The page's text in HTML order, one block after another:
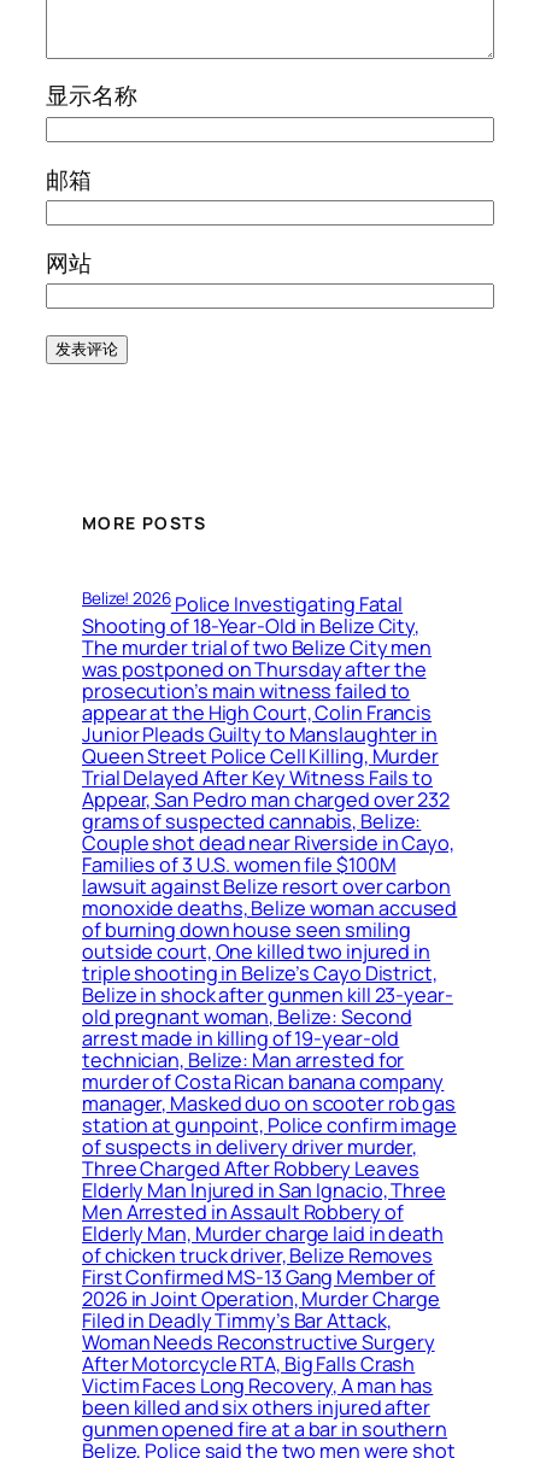
显示名称
邮箱
网站
MORE POSTS
Belize! 2026Police Investigating Fatal
Shooting of 18-Year-Old in Belize City,
The murder trial of two Belize City men
was postponed on Thursday after the
prosecution’s main witness failed to
appear at the High Court, Colin Francis
Junior Pleads Guilty to Manslaughter in
Queen Street Police Cell Killing, Murder
Trial Delayed After Key Witness Fails to
Appear, San Pedro man charged over 232
grams of suspected cannabis, Belize:
Couple shot dead near Riverside in Cayo,
Families of 3 U.S. women file $100M
lawsuit against Belize resort over carbon
monoxide deaths, Belize woman accused
of burning down house seen smiling
outside court, One killed two injured in
triple shooting in Belize’s Cayo District,
Belize in shock after gunmen kill 23-year-
old pregnant woman, Belize: Second
arrest made in killing of 19-year-old
technician, Belize: Man arrested for
murder of Costa Rican banana company
manager, Masked duo on scooter rob gas
station at gunpoint, Police confirm image
of suspects in delivery driver murder,
Three Charged After Robbery Leaves
Elderly Man Injured in San Ignacio, Three
Men Arrested in Assault Robbery of
Elderly Man, Murder charge laid in death
of chicken truck driver, Belize Removes
First Confirmed MS-13 Gang Member of
2026 in Joint Operation, Murder Charge
Filed in Deadly Timmy’s Bar Attack,
Woman Needs Reconstructive Surgery
After Motorcycle RTA, Big Falls Crash
Victim Faces Long Recovery, A man has
been killed and six others injured after
gunmen opened fire at a bar in southern
Belize, Police said the two men were shot